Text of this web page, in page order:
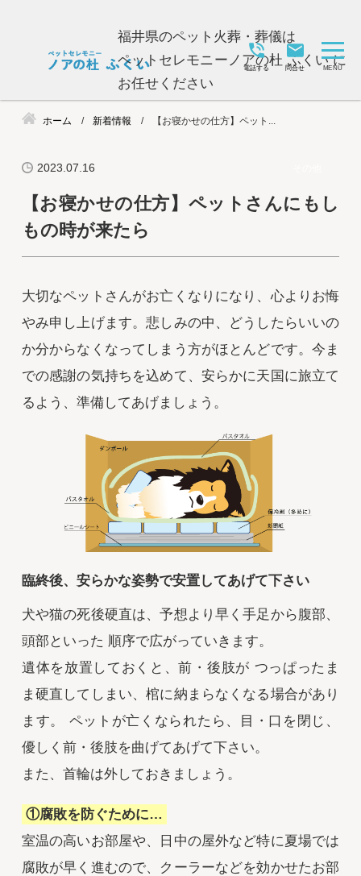
福井県のペット火葬・葬儀は
ペットセレモニーノアの杜 ふくい に
お任せください
電話する 問合せ
ホーム 新着情報 【お寝かせの仕方】ペット...
2023.07.16
【お寝かせの仕方】ペットさんにもし
もの時が来たら
大切なペットさんがお亡くなりになり、心よりお悔
やみ申し上げます。悲しみの中、どうしたらいいの
か分からなくなってしまう方がほとんどです。今ま
での感謝の気持ちを込めて、安らかに天国に旅立て
るよう、準備してあげましょう。
臨終後、安らかな姿勢で安置してあげて下さい
犬や猫の死後硬直は、予想より早く手足から腹部、
頭部といった 順序で広がっていきます。
遺体を放置しておくと、前・後肢が つっぱったま
ま硬直してしまい、棺に納まらなくなる場合があり
ます。 ペットが亡くなられたら、目・口を閉じ、
優しく前・後肢を曲げてあげて下さい。
また、首輪は外しておきましょう。
①腐敗を防ぐために…
室温の高いお部屋や、日中の屋外など特に夏場では
腐敗が早く進むので、クーラーなどを効かせたお部